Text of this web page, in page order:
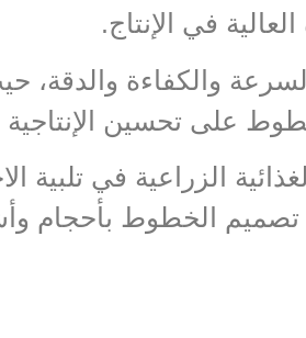
في الإنتاج.
والكفاءة
على تحسين الإنتاجية
الزراعية في تلبية
تصميم الخطوط بأحجام